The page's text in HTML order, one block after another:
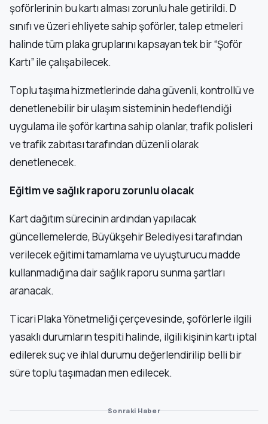
şoförlerinin bu kartı alması zorunlu hale getirildi. D
sınıfı ve üzeri ehliyete sahip şoförler, talep etmeleri
halinde tüm plaka gruplarını kapsayan tek bir “Şoför
Kartı” ile çalışabilecek.
Toplu taşıma hizmetlerinde daha güvenli, kontrollü ve
denetlenebilir bir ulaşım sisteminin hedeflendiği
uygulama ile şoför kartına sahip olanlar, trafik polisleri
ve trafik zabıtası tarafından düzenli olarak
denetlenecek.
Eğitim ve sağlık raporu zorunlu olacak
Kart dağıtım sürecinin ardından yapılacak
güncellemelerde, Büyükşehir Belediyesi tarafından
verilecek eğitimi tamamlama ve uyuşturucu madde
kullanmadığına dair sağlık raporu sunma şartları
aranacak.
Ticari Plaka Yönetmeliği çerçevesinde, şoförlerle ilgili
yasaklı durumların tespiti halinde, ilgili kişinin kartı iptal
edilerek suç ve ihlal durumu değerlendirilip belli bir
süre toplu taşımadan men edilecek.
Sonraki Haber